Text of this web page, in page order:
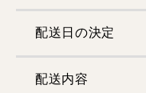
配送日の決定
配送内容